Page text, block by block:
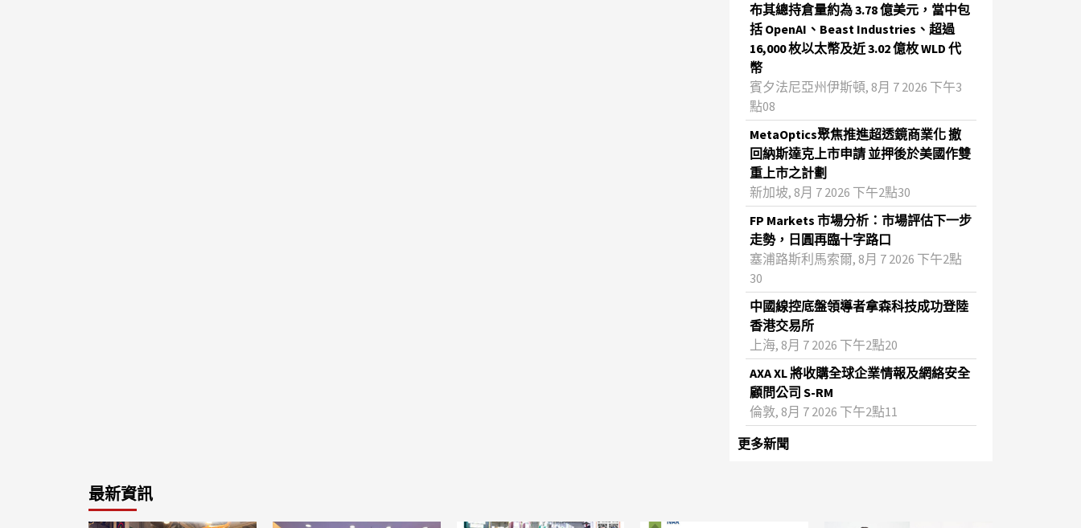
布其總持倉量約為 3.78 億美元，當中包
括 OpenAI、Beast Industries、超過
16,000 枚以太幣及近 3.02 億枚 WLD 代
幣
賓夕法尼亞州伊斯頓, 8月 7 2026 下午3
點08
MetaOptics聚焦推進超透鏡商業化 撤
回納斯達克上市申請 並押後於美國作雙
重上市之計劃
新加坡, 8月 7 2026 下午2點30
FP Markets 市場分析：市場評估下一步
走勢，日圓再臨十字路口
塞浦路斯利馬索爾, 8月 7 2026 下午2點
30
中國線控底盤領導者拿森科技成功登陸
香港交易所
上海, 8月 7 2026 下午2點20
AXA XL 將收購全球企業情報及網絡安全
顧問公司 S-RM
倫敦, 8月 7 2026 下午2點11
更多新聞
最新資訊